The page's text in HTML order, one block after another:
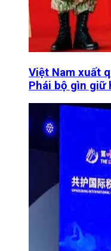
Việt Nam xuất
Phái bộ gìn giữ